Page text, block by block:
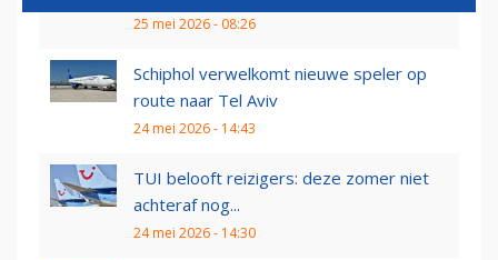
25 mei 2026 - 08:26
Schiphol verwelkomt nieuwe speler op
route naar Tel Aviv
24 mei 2026 - 14:43
TUI belooft reizigers: deze zomer niet
achteraf nog...
24 mei 2026 - 14:30